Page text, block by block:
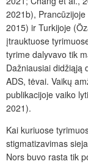
2021b),
2015) ir Turkijoje (
įtrauktuose
tyrime dalyvavo tik
Dažniausiai didžiąją
ADS, tėvai. Vaikų
publikacijoje vaiko
2021).
Kai kuriuose
stigmatizavimas
Nors buvo rasta tik